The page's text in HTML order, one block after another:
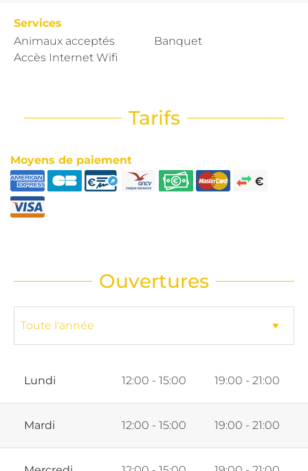
Services
Animaux acceptés
Accès Internet Wifi
Banquet
Tarifs
Moyens de paiement
Ouvertures
Lundi 12:00 - 15:00 19:00 - 21:00
Mardi 12:00 - 15:00 19:00 - 21:00